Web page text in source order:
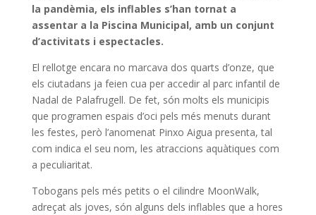
la pandèmia, els inflables s’han tornat a
assentar a la Piscina Municipal, amb un conjunt
d’activitats i espectacles.
El rellotge encara no marcava dos quarts d’onze, que
els ciutadans ja feien cua per accedir al parc infantil de
Nadal de Palafrugell. De fet, són molts els municipis
que programen espais d’oci pels més menuts durant
les festes, però l’anomenat Pinxo Aigua presenta, tal
com indica el seu nom, les atraccions aquàtiques com
a peculiaritat.
Tobogans pels més petits o el cilindre MoonWalk,
adreçat als joves, són alguns dels inflables que a hores